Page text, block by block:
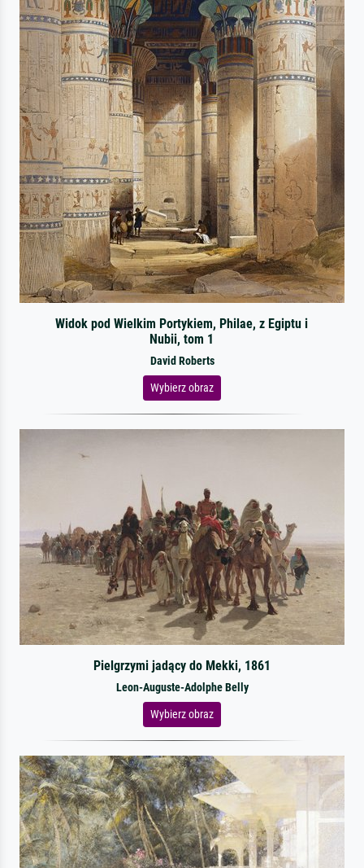
Widok pod Wielkim Portykiem, Philae, z Egiptu i
Nubii, tom 1
David Roberts
Wybierz obraz
Pielgrzymi jadący do Mekki, 1861
Leon-Auguste-Adolphe Belly
Wybierz obraz